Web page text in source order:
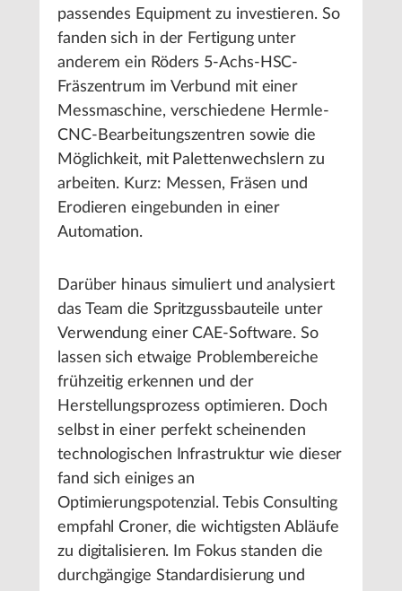
passendes Equipment zu investieren. So
fanden sich in der Fertigung unter
anderem ein Röders 5-Achs-HSC-
Fräszentrum im Verbund mit einer
Messmaschine, verschiedene Hermle-
CNC-Bearbeitungszentren sowie die
Möglichkeit, mit Palettenwechslern zu
arbeiten. Kurz: Messen, Fräsen und
Erodieren eingebunden in einer
Automation.
Darüber hinaus simuliert und analysiert
das Team die Spritzgussbauteile unter
Verwendung einer CAE-Software. So
lassen sich etwaige Problembereiche
frühzeitig erkennen und der
Herstellungsprozess optimieren. Doch
selbst in einer perfekt scheinenden
technologischen Infrastruktur wie dieser
fand sich einiges an
Optimierungspotenzial. Tebis Consulting
empfahl Croner, die wichtigsten Abläufe
zu digitalisieren. Im Fokus standen die
durchgängige Standardisierung und